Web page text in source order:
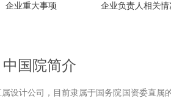
企业重大事项 企业负责人相关情
中国院简介
设计公司，目前隶属于国务院国资委直